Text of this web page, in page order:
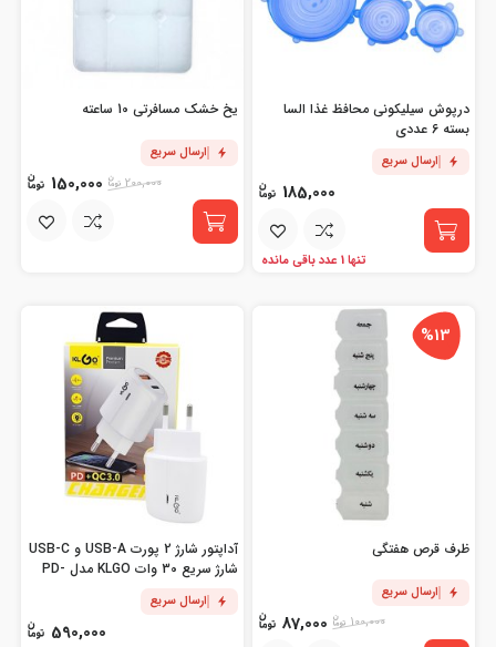
درپوش سیلیکونی محافظ غذا السا
بسته 6 عددی
ارسال سریع
185,000
تنها 1 عدد باقی مانده
یخ خشک مسافرتی 10 ساعته
ارسال سریع
200,000
150,000
%13
ظرف قرص هفتگی
ارسال سریع
100,000
87,000
آداپتور شارژ 2 پورت USB-A و USB-C
شارژ سریع 30 وات KLGO مدل PD-
ارسال سریع
590,000